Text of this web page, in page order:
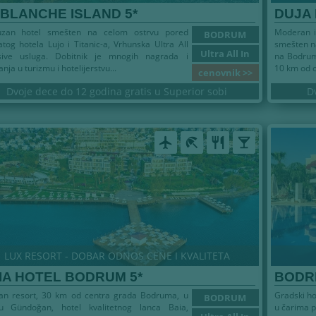
ISLAND 5*
BODRUM
Ultra All In
cenovnik >>
hotel smešten na celom ostrvu pored
hotela Lujo i Titanic-a, Vrhunska Ultra All
usluga. Dobitnik je mnogih nagrada i
u turizmu i hotelijerstvu...
Dvoje dece do 12 godina gratis u Superior sobi
DUJA
Moderan
smešten
na
10 km od
airplanemode_active beach_access restaurant local_bar
LUX RESORT - DOBAR ODNOS CENE I KVALITETA
HOTEL BODRUM 5*
BODRUM
resort, 30 km od centra grada Bodruma, u
Gündoğan, hotel kvalitetnog lanca Baia,
Gradski
u čarima